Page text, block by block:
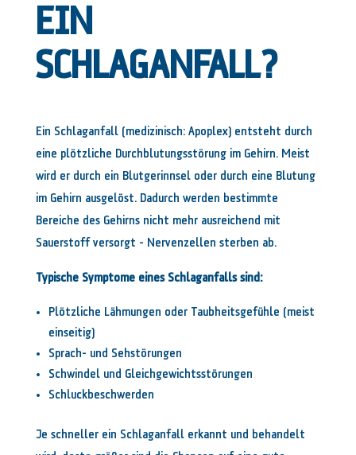
EIN
SCHLAGANFALL?
Ein Schlaganfall (medizinisch: Apoplex) entsteht durch
eine plötzliche Durchblutungsstörung im Gehirn. Meist
wird er durch ein Blutgerinnsel oder durch eine Blutung
im Gehirn ausgelöst. Dadurch werden bestimmte
Bereiche des Gehirns nicht mehr ausreichend mit
Sauerstoff versorgt – Nervenzellen sterben ab.
Typische Symptome eines Schlaganfalls sind:
Plötzliche Lähmungen oder Taubheitsgefühle (meist
einseitig)
Sprach- und Sehstörungen
Schwindel und Gleichgewichtsstörungen
Schluckbeschwerden
Je schneller ein Schlaganfall erkannt und behandelt